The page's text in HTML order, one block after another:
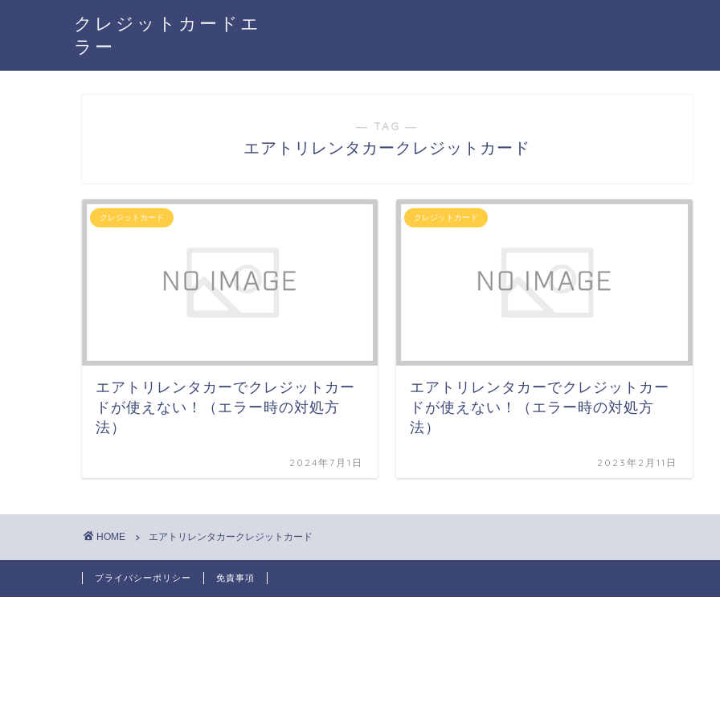
クレジットカードエ
ラー
― TAG ―
エアトリレンタカークレジットカード
クレジットカード
エアトリレンタカーでクレジットカー
ドが使えない！（エラー時の対処方
法）
2024年7月1日
クレジットカード
エアトリレンタカーでクレジットカー
ドが使えない！（エラー時の対処方
法）
2023年2月11日
HOME エアトリレンタカークレジットカード
プライバシーポリシー 免責事項